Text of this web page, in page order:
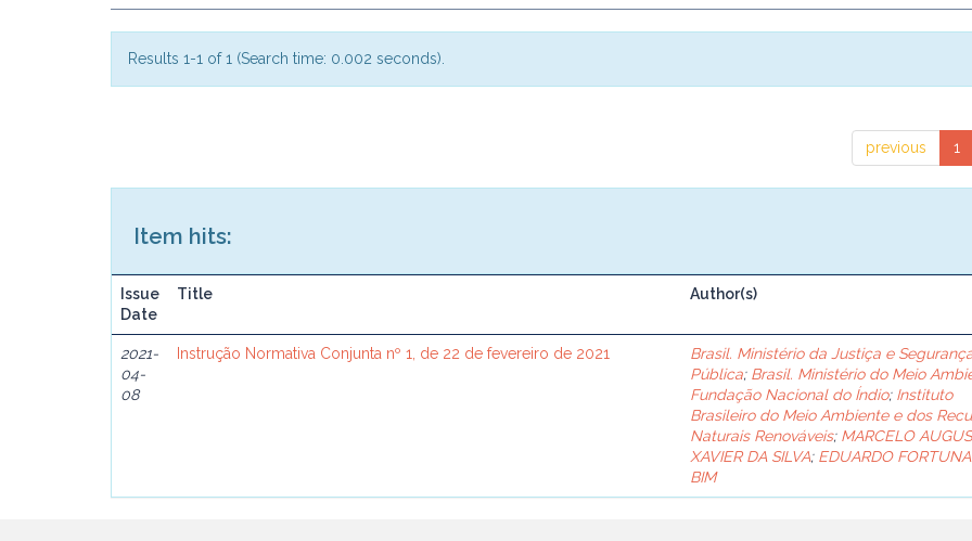
Results 1-1 of 1 (Search time: 0.002 seconds).
previous 1
Item hits:
Issue
Date
Title Author(s)
2021-
04-
08
Instrução Normativa Conjunta nº 1, de 22 de fevereiro de 2021
Brasil. Ministério da Justiça e
Pública; Brasil. Ministério do Meio
Fundação Nacional do Índio; Instituto
Brasileiro do Meio Ambiente e dos
Naturais Renováveis; MARCELO
XAVIER DA SILVA; EDUARDO
BIM